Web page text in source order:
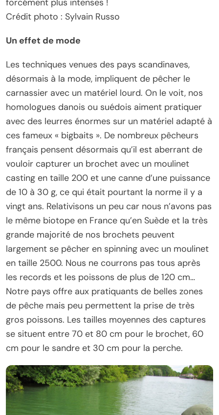
forcément plus intenses !
Crédit photo : Sylvain Russo
Un effet de mode
Les techniques venues des pays scandinaves,
désormais à la mode, impliquent de pêcher le
carnassier avec un matériel lourd. On le voit, nos
homologues danois ou suédois aiment pratiquer
avec des leurres énormes sur un matériel adapté à
ces fameux « bigbaits ». De nombreux pêcheurs
français pensent désormais qu’il est aberrant de
vouloir capturer un brochet avec un moulinet
casting en taille 200 et une canne d’une puissance
de 10 à 30 g, ce qui était pourtant la norme il y a
vingt ans. Relativisons un peu car nous n’avons pas
le même biotope en France qu’en Suède et la très
grande majorité de nos brochets peuvent
largement se pêcher en spinning avec un moulinet
en taille 2500. Nous ne courrons pas tous après
les records et les poissons de plus de 120 cm…
Notre pays offre aux pratiquants de belles zones
de pêche mais peu permettent la prise de très
gros poissons. Les tailles moyennes des captures
se situent entre 70 et 80 cm pour le brochet, 60
cm pour le sandre et 30 cm pour la perche.